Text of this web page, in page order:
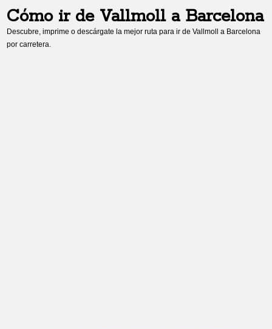
Cómo ir de Vallmolla Barcelona
Descubre, imprime o descárgate la mejor ruta para ir deVallmoll a Barcelona
por carretera.